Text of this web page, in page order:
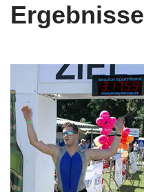
Ergebnisse